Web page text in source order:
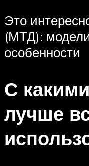
Это
(МТД):
особенности
С
лучше